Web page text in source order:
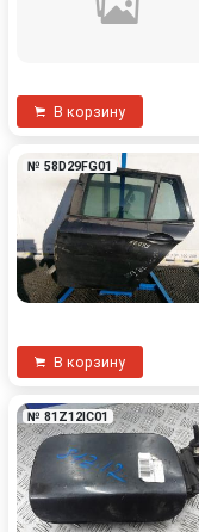
В корзину
№ 58D29FG01
В корзину
№ 81Z12IC01